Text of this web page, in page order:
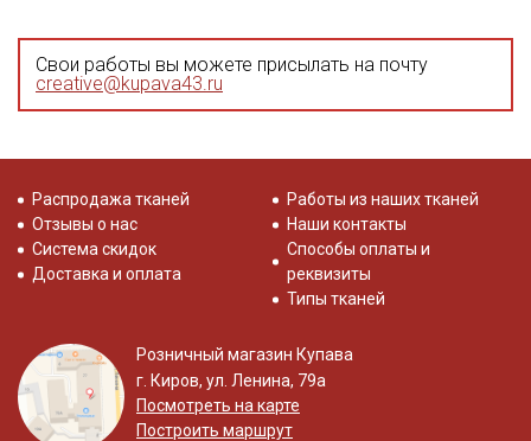
Свои работы вы можете присылать на почту
creative@kupava43.ru
Распродажа тканей
Отзывы о нас
Система скидок
Доставка и оплата
Работы из наших тканей
Наши контакты
Способы оплаты и
реквизиты
Типы тканей
Розничный магазин Купава
г. Киров, ул. Ленина, 79а
Посмотреть на карте
Построить маршрут